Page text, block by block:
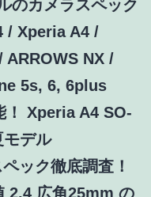
のカメラスペック
/ Xperia A4 /
NX /
5s, 6, 6plus
！ Xperia A4 SO-
デル
ック徹底調査！
2.4 広角25mm の